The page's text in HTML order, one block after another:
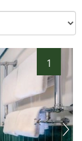
1